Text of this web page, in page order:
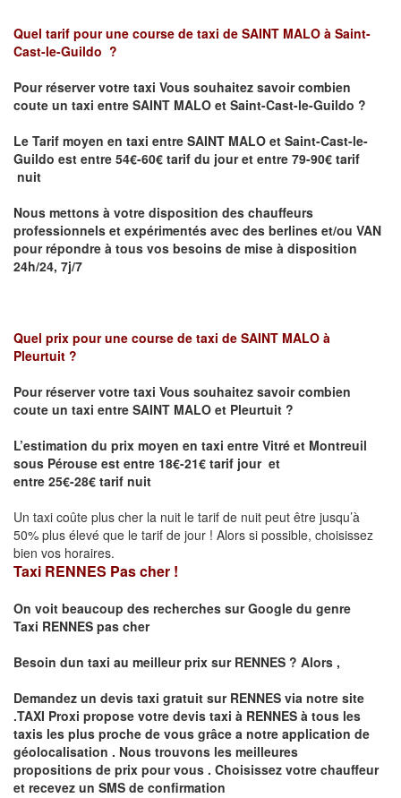
Quel tarif pour une course de taxi de SAINT MALO à Saint-
Cast-le-Guildo ?
Pour réserver votre taxi Vous souhaitez savoircombien
coute un taxi entre SAINT MALO et Saint-Cast-le-Guildo ?
Le Tarif moyen en taxi entre SAINT MALO et Saint-Cast-le-
Guildo est entre 54€-60€ tarif du jour et entre 79-90€ tarif
nuit
Nous mettons à votre disposition des chauffeurs
professionnels et expérimentés avec des berlines et/ou VAN
pour répondre à tous vos besoins de mise à disposition
24h/24, 7j/7
Quel prix pour une course de taxi de SAINT MALO à
Pleurtuit ?
Pour réserver votre taxi Vous souhaitez savoircombien
coute un taxi entre SAINT MALO et Pleurtuit ?
L’estimation du prix moyen en taxi entre Vitré et Montreuil
sous Pérouse est entre 18€-21€ tarif jour et
entre 25€-28€ tarif nuit
Un taxi coûte plus cher la nuit le tarif de nuit peut être jusqu’à
50% plus élevé que le tarif de jour ! Alors si possible, choisissez
bien vos horaires.
Taxi RENNES Pas cher !
On voit beaucoup des recherches sur Google du genre
Taxi RENNES pas cher
Besoin dun taxi au meilleur prix sur RENNES ? Alors ,
Demandez un devis taxi gratuit sur RENNES via notre site
.TAXI Proxi propose votre devis taxi à RENNES à tous les
taxis les plus proche de vous grâce a notre application de
géolocalisation . Nous trouvons les meilleures
propositions de prix pour vous . Choisissez votre chauffeur
et recevez un SMS de confirmation